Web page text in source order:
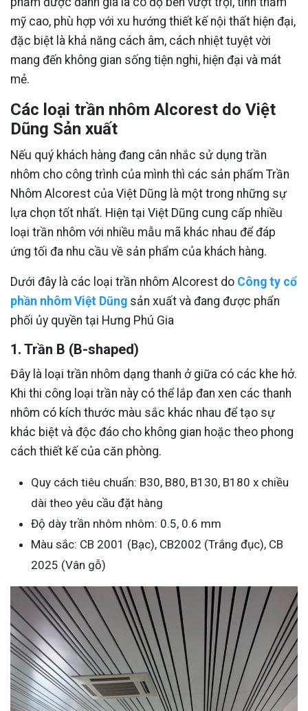
mỹ cao, phù hợp với xu hướng thiết kế nội thất hiện đại,
đặc biệt là khả năng cách âm, cách nhiệt tuyệt vời
mang đến không gian sống tiện nghi, hiện đại và mát
mẻ.
Các loại trần nhôm Alcorest do Việt
Dũng Sản xuất
Nếu quý khách hàng đang cân nhắc sử dụng trần
nhôm cho công trình của mình thì các sản phẩm Trần
Nhôm Alcorest của Việt Dũng là một trong những sự
lựa chọn tốt nhất. Hiện tại Việt Dũng cung cấp nhiều
loại trần nhôm với nhiều mẫu mã khác nhau để đáp
ứng tối đa nhu cầu về sản phẩm của khách hàng.
Dưới đây là các loại trần nhôm Alcorest do Công ty cổ
phần nhôm Việt Dũng sản xuất và đang được phẩn
phối ủy quyền tại Hưng Phú Gia
1. Trần B (B-shaped)
Đây là loại trần nhôm dạng thanh ở giữa có các khe hở.
Khi thi công loại trần này có thể lắp đan xen các thanh
nhôm có kích thước màu sắc khác nhau để tạo sự
khác biệt và độc đáo cho không gian hoặc theo phong
cách thiết kế của căn phòng.
Quy cách tiêu chuẩn: B30, B80, B130, B180 x chiều
dài theo yêu cầu đặt hàng
Độ dày trần nhôm nhôm: 0.5, 0.6 mm
Màu sắc: CB 2001 (Bạc), CB2002 (Trắng đục), CB
2025 (Vân gỗ)